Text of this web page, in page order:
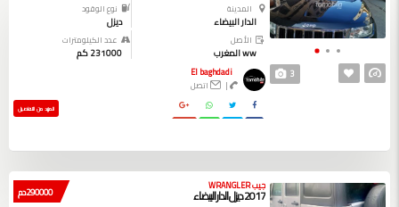
3
المدينة
الدار البيضاء
نوع الوقود
ديزل
الأصل
ww المغرب
عدد الكيلومترات
231000 كم
El baghdadi
|
اتصل
المزيد من التفاصيل
290000 دم جيب WRANGLER
2017 ديزل الدار البيضاء